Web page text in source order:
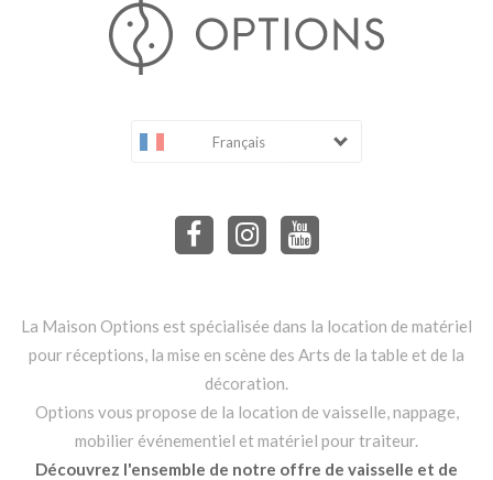
Français
La Maison Options est spécialisée dans la location de matériel
pour réceptions, la mise en scène des Arts de la table et de la
décoration.
Options vous propose de la location de vaisselle, nappage,
mobilier événementiel et matériel pour traiteur.
Découvrez l'ensemble de notre offre de vaisselle et de